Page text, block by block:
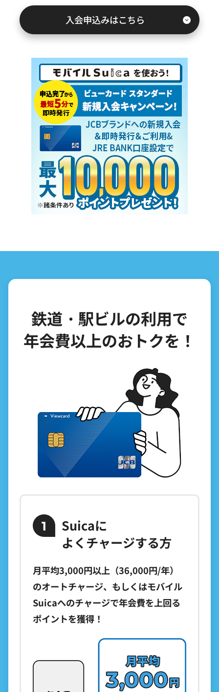
入会申込みはこちら
鉄道・駅ビルの利用で
年会費以上のおトクを！
1
Suicaに
よくチャージする方
月平均3,000円以上（36,000円/年）
のオートチャージ、もしくはモバイル
Suicaへのチャージで年会費を上回る
ポイントを獲得！